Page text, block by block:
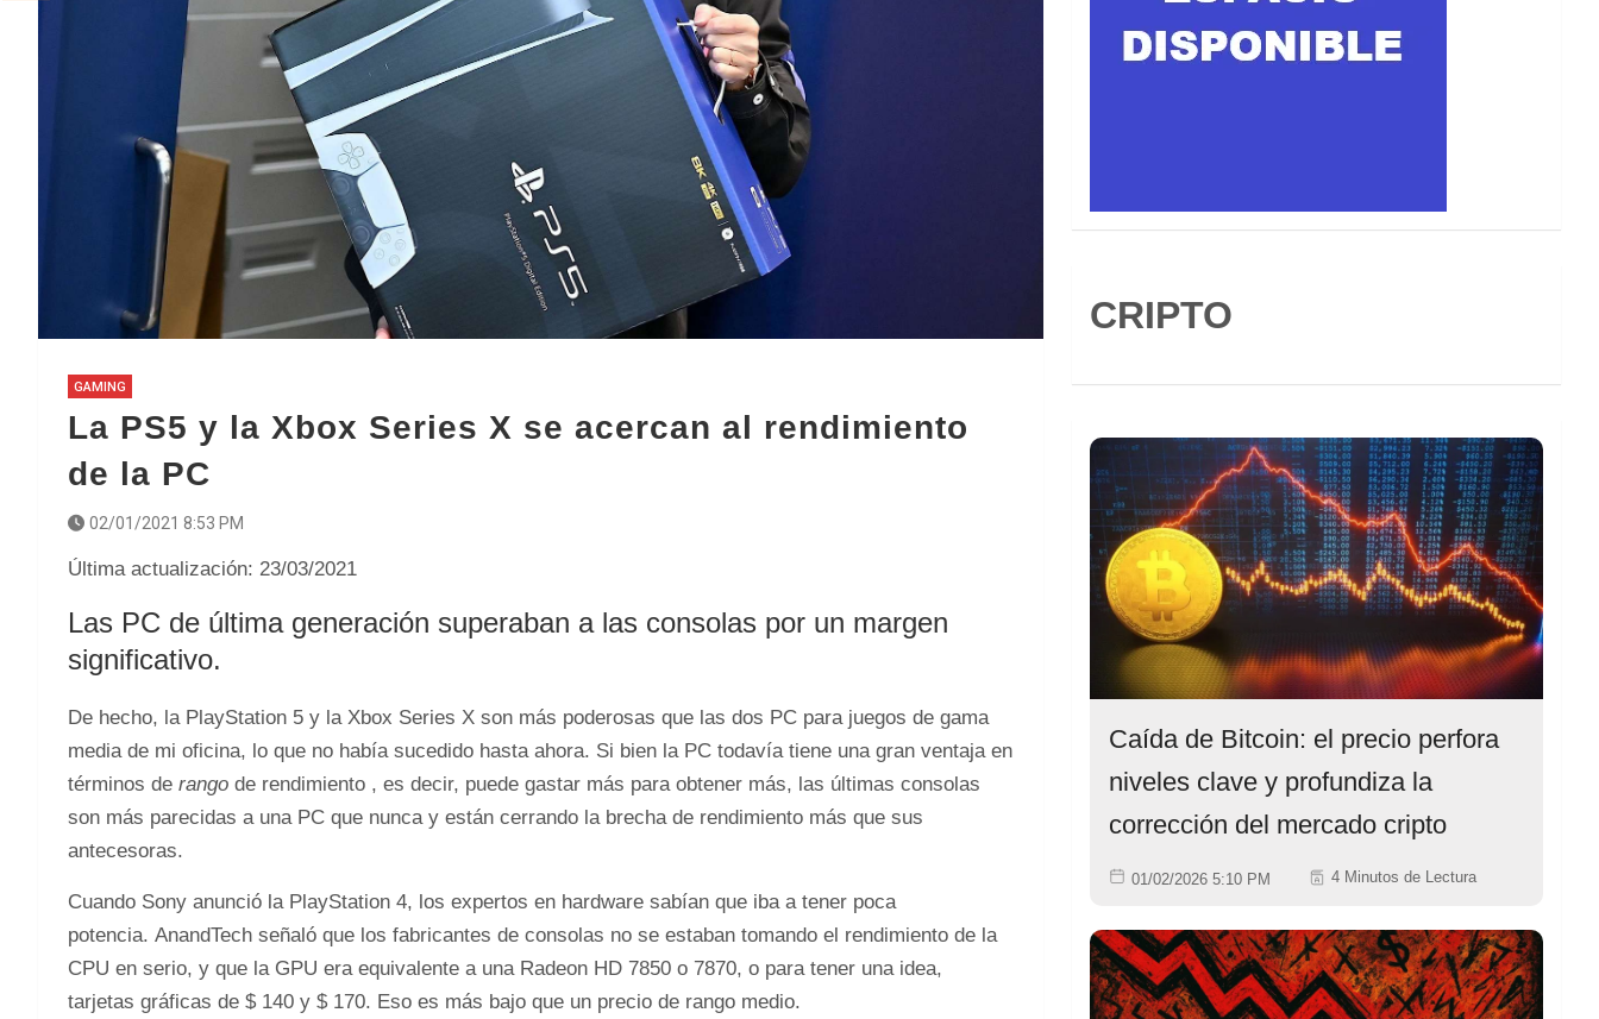
GAMING
La PS5 y la Xbox Series X se acercan al rendimiento
de la PC
02/01/2021 8:53 PM
Última actualización: 23/03/2021
Las PC de última generación superaban a las consolas por un margen
significativo.
De hecho, la PlayStation 5 y la Xbox Series X son más poderosas que las dos PC para juegos de gama
media de mi oficina, lo que no había sucedido hasta ahora. Si bien la PC todavía tiene una gran ventaja en
términos de rango de rendimiento , es decir, puede gastar más para obtener más, las últimas consolas
son más parecidas a una PC que nunca y están cerrando la brecha de rendimiento más que sus
antecesoras.
Cuando Sony anunció la PlayStation 4, los expertos en hardware sabían que iba a tener poca
potencia. AnandTech señaló que los fabricantes de consolas no se estaban tomando el rendimiento de la
CPU en serio, y que la GPU era equivalente a una Radeon HD 7850 o 7870, o para tener una idea,
tarjetas gráficas de $ 140 y $ 170. Eso es más bajo que un precio de rango medio.
CRIPTO
Caída de Bitcoin: el precio perfora
niveles clave y profundiza la
corrección del mercado cripto
01/02/2026 5:10 PM 4 Minutos de Lectura